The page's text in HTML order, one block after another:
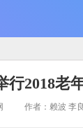
2018老
作者：赖波 李